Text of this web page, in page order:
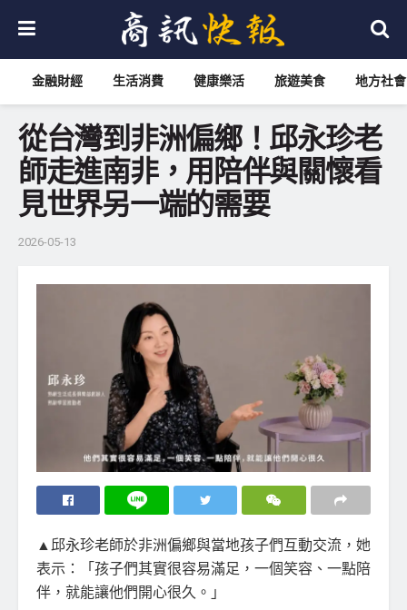
金融財經 生活消費 健康樂活 旅遊美食 地方社會
從台灣到非洲偏鄉！邱永珍老
師走進南非，用陪伴與關懷看
見世界另一端的需要
2026-05-13
▲邱永珍老師於非洲偏鄉與當地孩子們互動交流，她
表示：「孩子們其實很容易滿足，一個笑容、一點陪
伴，就能讓他們開心很久。」